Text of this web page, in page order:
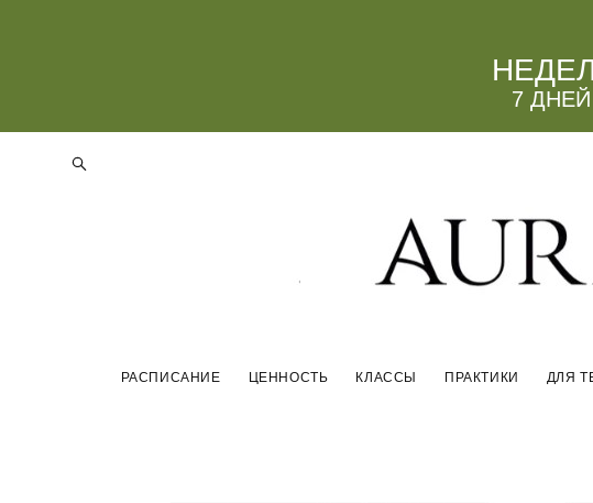
7
РАСПИСАНИЕ ЦЕННОСТЬ КЛАССЫ ПРАКТИКИ ДЛЯ
КЛАССЫ ДЛЯ